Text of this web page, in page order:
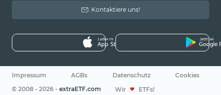
Kontaktiere uns!
Impressum AGBs Datenschutz
Cookies
© 2008 - 2026 - extraETF.com Wir ETFs!